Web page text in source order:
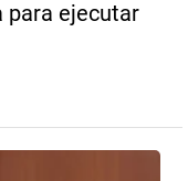
para ejecutar